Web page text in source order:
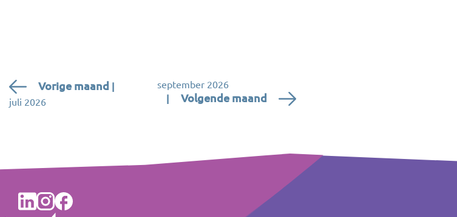
Vorige maand
juli 2026
september 2026
Volgende maand